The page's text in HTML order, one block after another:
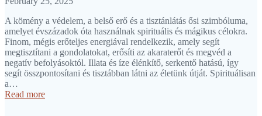
A kömény a védelem, a belső erő és a tisztánlátás ősi szimbóluma,
amelyet évszázadok óta használnak spirituális és mágikus célokra.
Finom, mégis erőteljes energiával rendelkezik, amely segít
megtisztítani a gondolatokat, erősíti az akaraterőt és megvéd a
negatív befolyásoktól. Illata és íze élénkítő, serkentő hatású, így
segít összpontosítani és tisztábban látni az életünk útját. Spirituálisan
a…
Read more